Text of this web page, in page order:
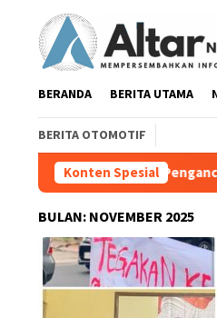
BERANDA BERITA UTAMA
BERITA OTOMOTIF
Konten Spesial
Pengancaman Antarwarga
BULAN: NOVEMBER 2025